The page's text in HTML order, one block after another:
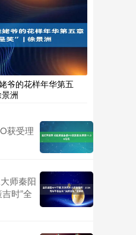
爷的花样年华第五
洲
获受理
师秦阳
时”全